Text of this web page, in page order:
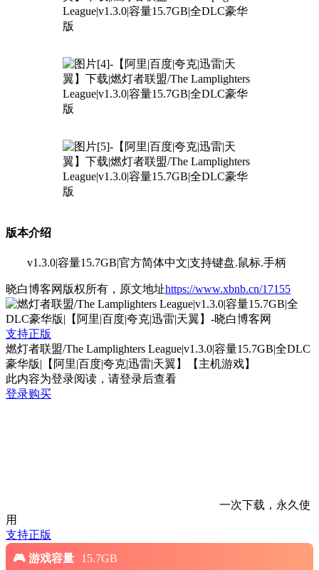
版本介绍
v1.3.0|容量15.7GB|官方简体中文|支持键盘.鼠标.手柄
晓白博客网版权所有，原文地址https://www.xbnb.cn/17155
支持正版
燃灯者联盟/The Lamplighters League|v1.3.0|容量15.7GB|全DLC
豪华版|【阿里|百度|夸克|迅雷|天翼】【主机游戏】
此内容为登录阅读，请登录后查看
登录购买
一次下载，永久使
用
支持正版
游戏容量
15.7GB